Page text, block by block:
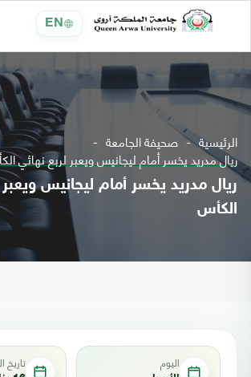
EN
الرئيسية صحيفة الجامعة
ريال مدريد يخسر أمام ليجانيس ويعبر لربع نهائي
ريال مدريد يخسر أمام ليجانيس ويعبر
الكأس
اليوم تاريخ